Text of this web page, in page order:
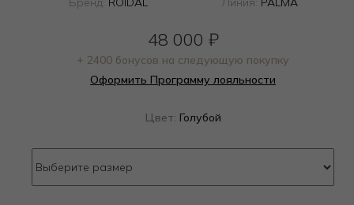
48 000 ₽
+ 2400 бонусов на следующую покупку
Оформить Программу лояльности
Цвет: Голубой